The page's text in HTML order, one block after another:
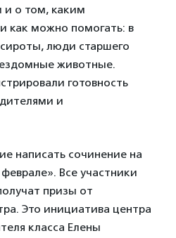
и о том, каким
как можно помогать: в
люди старшего
животные.
готовность
и
написать сочинение на
Все участники
призы от
Это инициатива центра
класса Елены